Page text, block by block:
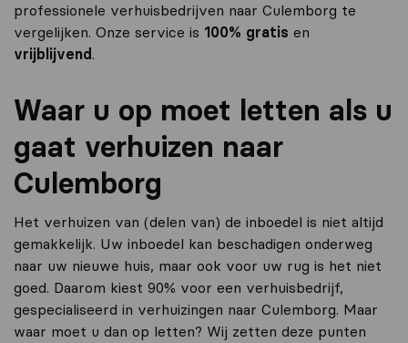
professionele verhuisbedrijven naar Culemborg te
vergelijken. Onze service is 100% gratis en
vrijblijvend .
Waar u op moet letten als u
gaat verhuizen naar
Culemborg
Het verhuizen van (delen van) de inboedel is niet altijd
gemakkelijk. Uw inboedel kan beschadigen onderweg
naar uw nieuwe huis, maar ook voor uw rug is het niet
goed. Daarom kiest 90% voor een verhuisbedrijf,
gespecialiseerd in verhuizingen naar Culemborg. Maar
waar moet u dan op letten? Wij zetten deze punten